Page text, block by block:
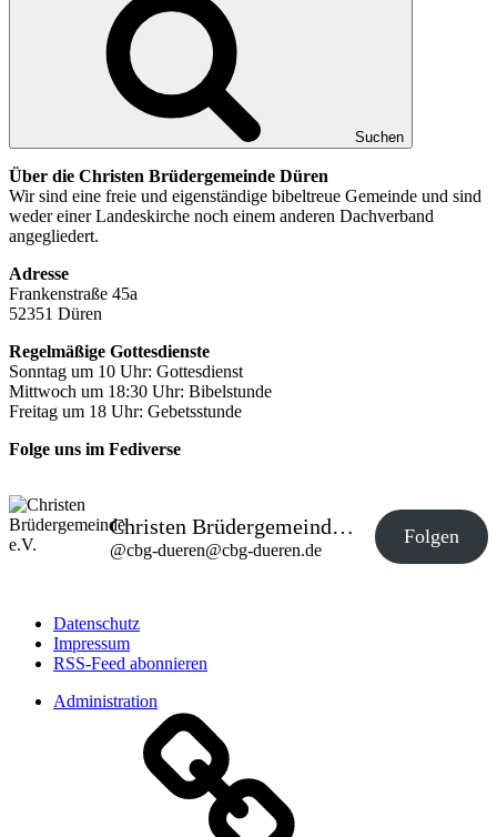
Suchen
Über die Christen Brüdergemeinde Düren
Wir sind eine freie und eigenständige bibeltreue Gemeinde und sind
weder einer Landeskirche noch einem anderen Dachverband
angegliedert.
Adresse
Frankenstraße 45a
52351 Düren
Regelmäßige Gottesdienste
Sonntag um 10 Uhr: Gottesdienst
Mittwoch um 18:30 Uhr: Bibelstunde
Freitag um 18 Uhr: Gebetsstunde
Folge uns im Fediverse
Christen Brüdergemeinde e.V.
@cbg-dueren@cbg-dueren.de
Folgen
Datenschutz
Impressum
RSS-Feed abonnieren
Administration